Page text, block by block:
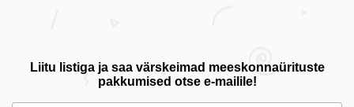
Liitu listiga ja saa värskeimad meeskonnaürituste
pakkumised otse e-mailile!